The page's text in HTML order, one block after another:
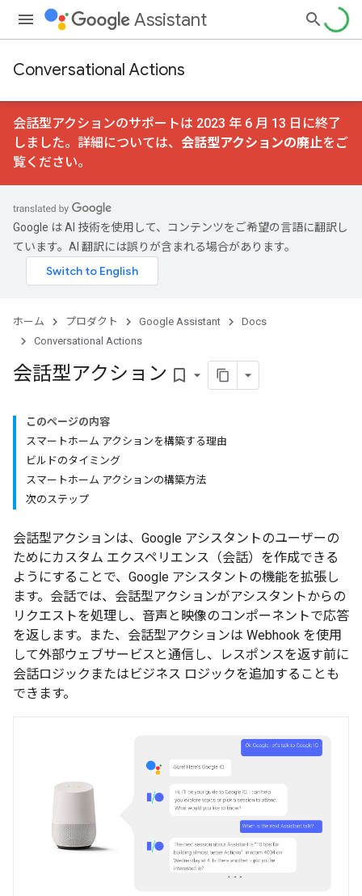
Assistant
Conversational Actions
会話型アクションのサポートは 2023 年 6 月 13 日に終了
しました。詳細については、 会話型アクションの廃止をご
覧ください。
Google は AI 技術を使用して、コンテンツをご希望の言語に翻訳し
ています。AI 翻訳には誤りが含まれる場合があります。
ホーム プロダクト Google Assistant
Docs
Conversational Actions
会話型アクション bookmark_border
このページの内容
スマートホーム アクションを構築する理由
ビルドのタイミング
スマートホーム アクションの構築方法
次のステップ
会話型アクションは、Google アシスタントのユーザーの
ためにカスタム エクスペリエンス（会話）を作成できる
ようにすることで、Google アシスタントの機能を拡張し
ます。会話では、会話型アクションがアシスタントからの
リクエストを処理し、音声と映像のコンポーネントで応答
を返します。また、会話型アクションは Webhook を使用
して外部ウェブサービスと通信し、レスポンスを返す前に
会話ロジックまたはビジネス ロジックを追加することも
できます。